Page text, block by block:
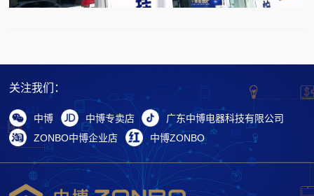
关注我们：
中博 中博专卖店
广东中博电器科技有限公司
ZONBO中博企业店
中博ZONBO